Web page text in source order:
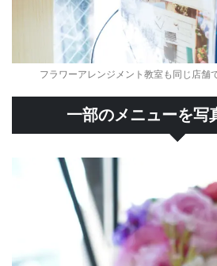
フラワーアレンジメント教室も同じ店舗
一部のメニューを写